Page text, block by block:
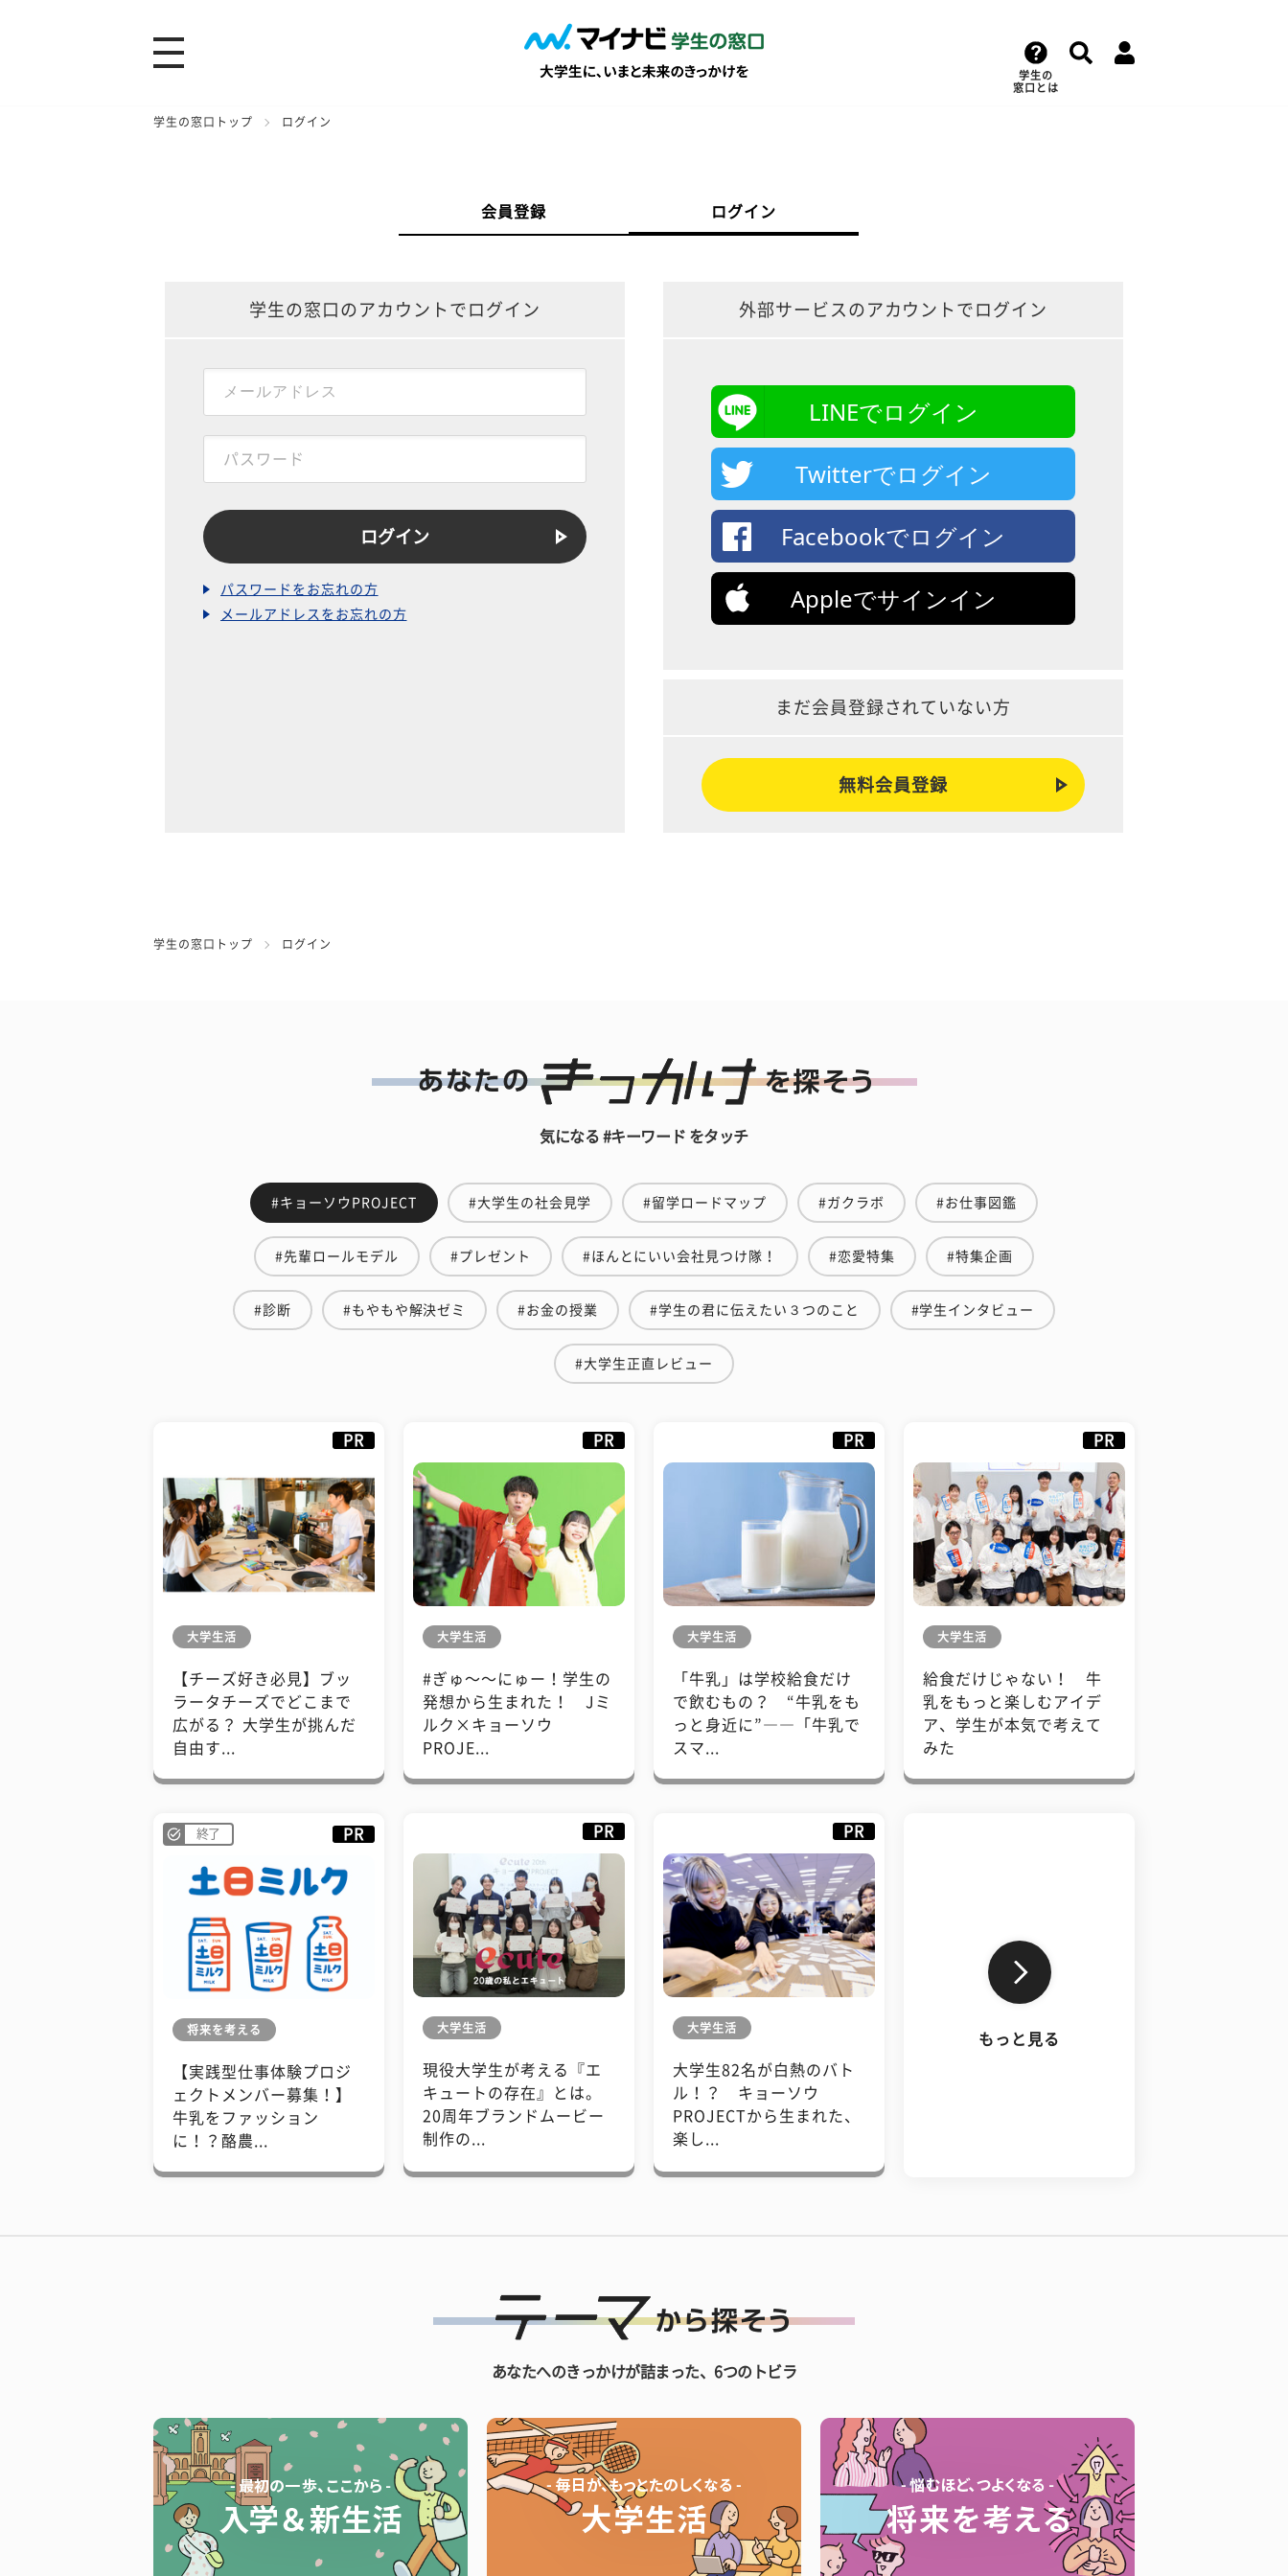
学生の
窓口とは
学生の窓口トップ ログイン
会員登録 ログイン
学生の窓口のアカウントでログイン
パスワードをお忘れの方
メールアドレスをお忘れの方
外部サービスのアカウントでログイン
LINEでログイン
Twitterでログイン
Facebookでログイン
Appleでサインイン
まだ会員登録されていない方
無料会員登録
学生の窓口トップ ログイン
気になる #キーワード をタッチ
#キョーソウPROJECT #大学生の社会見学 #留学ロードマップ #ガクラボ #お仕事図鑑
#先輩ロールモデル #プレゼント #ほんとにいい会社見つけ隊！ #恋愛特集 #特集企画
#診断 #もやもや解決ゼミ #お金の授業 #学生の君に伝えたい３つのこと #学生インタビュー
#大学生正直レビュー
PR
大学生活
【チーズ好き必見】ブッ
ラータチーズでどこまで
広がる？ 大学生が挑んだ
自由す...
PR
大学生活
#ぎゅ〜〜にゅー！学生の
発想から生まれた！ Jミ
ルク×キョーソウ
PROJE...
PR
大学生活
「牛乳」は学校給食だけ
で飲むもの？ “牛乳をも
っと身近に”――「牛乳で
スマ...
PR
大学生活
給食だけじゃない！ 牛
乳をもっと楽しむアイデ
ア、学生が本気で考えて
みた
終了 PR
将来を考える
【実践型仕事体験プロジ
ェクトメンバー募集！】
牛乳をファッション
に！？酪農...
PR
大学生活
現役大学生が考える『エ
キュートの存在』とは。
20周年ブランドムービー
制作の...
PR
大学生活
大学生82名が白熱のバト
ル！？ キョーソウ
PROJECTから生まれた、
楽し...
もっと見る
あなたへのきっかけが詰まった、6つのトビラ